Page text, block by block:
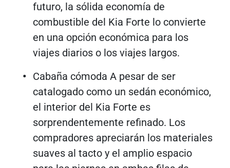
futuro, la sólida economía de
combustible del Kia Forte lo convierte
en una opción económica para los
viajes diarios o los viajes largos.
Cabaña cómoda A pesar de ser
catalogado como un sedán económico,
el interior del Kia Forte es
sorprendentemente refinado. Los
compradores apreciarán los materiales
suaves al tacto y el amplio espacio